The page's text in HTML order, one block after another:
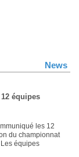
News
équipes
les 12
du championnat
équipes